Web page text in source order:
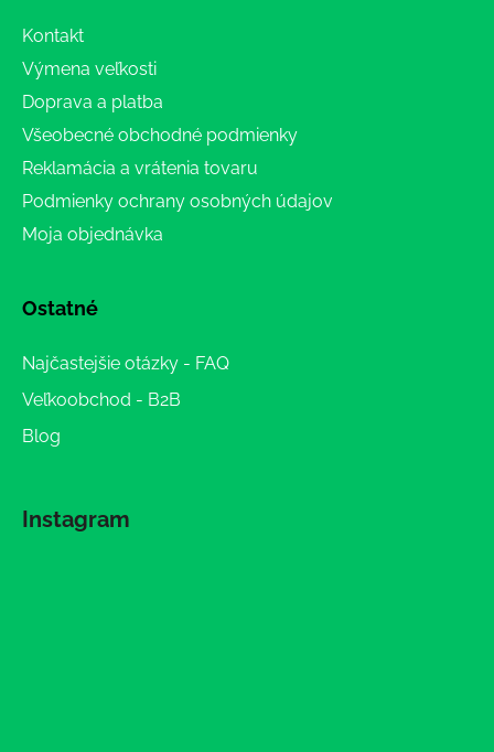
Kontakt
Výmena veľkosti
Doprava a platba
Všeobecné obchodné podmienky
Reklamácia a vrátenia tovaru
Podmienky ochrany osobných údajov
Moja objednávka
Ostatné
Najčastejšie otázky - FAQ
Veľkoobchod - B2B
Blog
Instagram